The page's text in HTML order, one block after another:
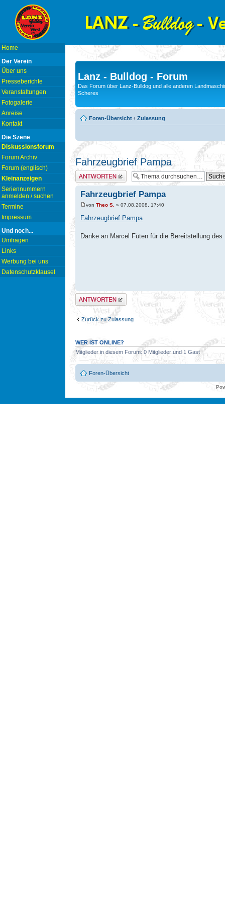
Home
Der Verein
Über uns
Presseberichte
Veranstaltungen
Fotogalerie
Anreise
Kontakt
Die Szene
Diskussionsforum
Forum Archiv
Forum (englisch)
Kleinanzeigen
Seriennummern
anmelden / suchen
Termine
Impressum
Und noch...
Umfragen
Links
Werbung bei uns
Datenschutzklausel
Lanz - Bulldog - Forum
Das Forum über Lanz-Bulldog und alle anderen
Scheres
Foren-Übersicht ‹ Zulassung
Fahrzeugbrief Pampa
Antwort erstellen
Fahrzeugbrief Pampa
von Theo S. » 07.08.2008, 17:40
Fahrzeugbrief Pampa
Danke an Marcel Füten für die Bereitstellung des
Antwort erstellen
Zurück zu Zulassung
WER IST ONLINE?
Mitglieder in diesem Forum: 0 Mitglieder und 1 Gast
Foren-Übersicht